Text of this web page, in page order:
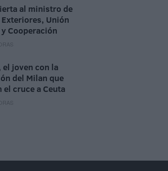
al ministro de
Unión
Cooperación
el joven con la
del Milan que
el cruce a Ceuta